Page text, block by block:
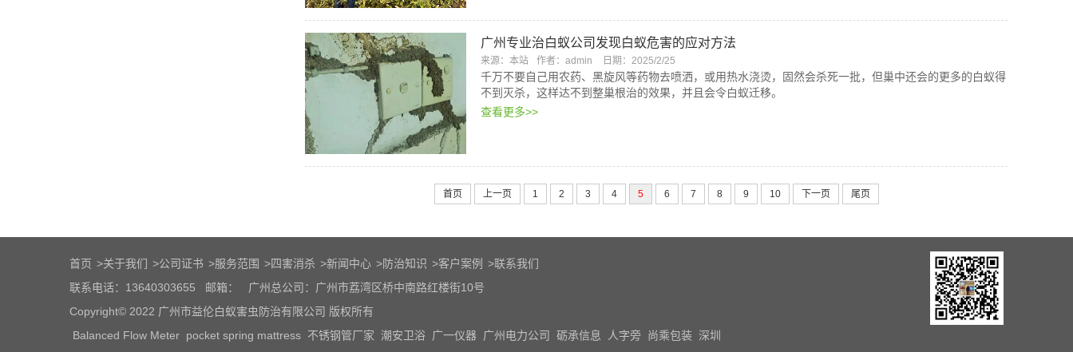
广州专业治白蚁公司发现白蚁危害的应对方法
来源：本站 作者：admin 日期：2025/2/25
千万不要自己用农药、黑旋风等药物去喷洒，或用热水浇烫，固然会杀死一批，但巢中还会的更多的白蚁得
不到灭杀，这样达不到整巢根治的效果，并且会令白蚁迁移。
查看更多>>
首页 上一页 1 2 3 4 5 6 7 8 9 10 下一页 尾页
首页 >关于我们 >公司证书 >服务范围 >四害消杀 >新闻中心 >防治知识 >客户案例 >联系我们
联系电话：13640303655
邮箱：
广州总公司：广州市荔湾区桥中南路红楼街10号
Copyright© 2022 广州市益伦白蚁害虫防治有限公司 版权所有
Balanced Flow Meter pocket spring mattress 不锈钢管厂家 潮安卫浴 广一仪器 广州电力公司 砺承信息 人字旁 尚乘包装 深圳